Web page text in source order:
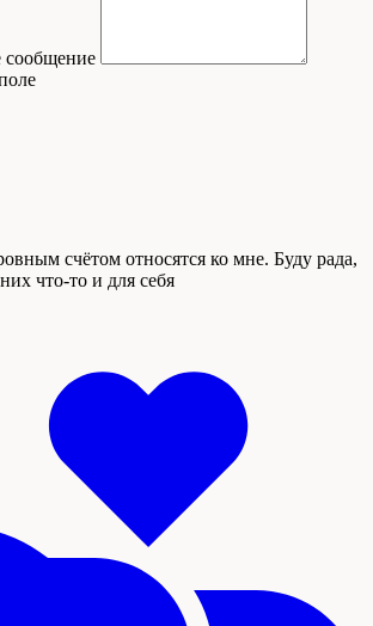
сообщение
счётом относятся ко мне. Буду рада,
что-то и для себя